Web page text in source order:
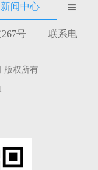
新闻中心 
道267号 联系电
版权所有